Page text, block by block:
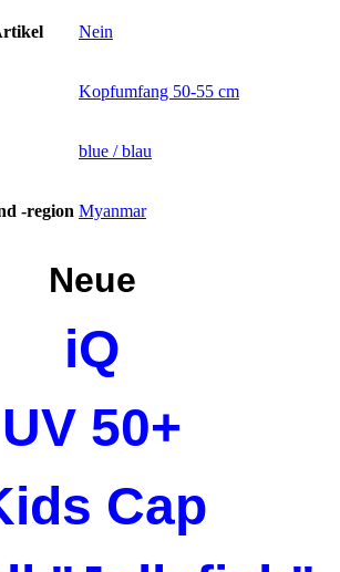
Nein
Kopfumfang 50-55 cm
blue / blau
-region Myanmar
Neue
iQ
UV 50+
Cap